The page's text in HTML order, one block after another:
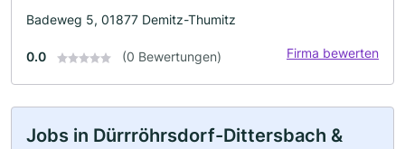
Badeweg 5, 01877 Demitz-Thumitz
0.0 (0 Bewertungen) Firma bewerten
Jobs in Dürrröhrsdorf-Dittersbach &